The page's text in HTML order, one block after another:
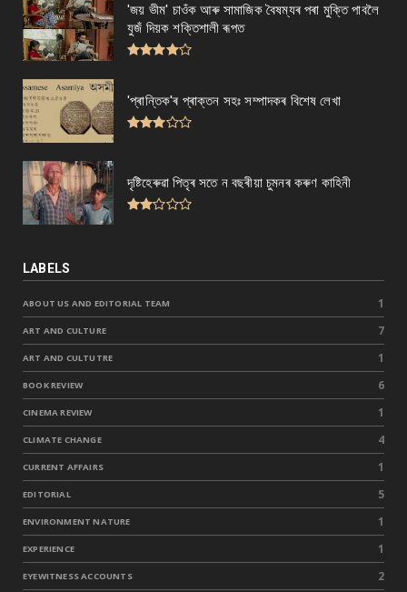
'জয় ভীম' চাওঁক আৰু সামাজিক বৈষম্যৰ পৰা মুক্তি পাবলৈ
যুজঁ দিয়ক শক্তিশালী ৰূপত
'প্ৰান্তিক'ৰ প্ৰাক্তন সহঃ সম্পাদকৰ বিশেষ লেখা
দৃষ্টিহেৰুৱা পিতৃৰ সতে ন বছৰীয়া চুমনৰ কৰুণ কাহিনী
LABELS
ABOUT US AND EDITORIAL TEAM 1
ART AND CULTURE 7
ART AND CULTUTRE 1
BOOK REVIEW 6
CINEMA REVIEW 1
CLIMATE CHANGE 4
CURRENT AFFAIRS 1
EDITORIAL 5
ENVIRONMENT NATURE 1
EXPERIENCE 1
EYEWITNESS ACCOUNTS 2